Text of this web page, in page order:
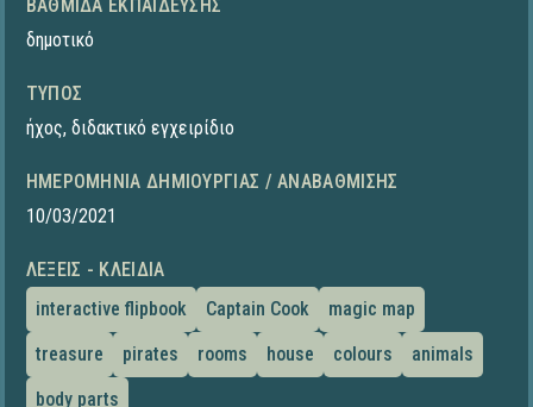
ΒΑΘΜΊΔΑ ΕΚΠΑΊΔΕΥΣΗΣ
δημοτικό
ΤΎΠΟΣ
ήχος, διδακτικό εγχειρίδιο
ΗΜΕΡΟΜΗΝΊΑ ΔΗΜΙΟΥΡΓΊΑΣ / ΑΝΑΒΆΘΜΙΣΗΣ
10/03/2021
ΛΈΞΕΙΣ - ΚΛΕΙΔΙΆ
interactive flipbook
Captain Cook
magic map
treasure
pirates rooms house colours
animals
body parts